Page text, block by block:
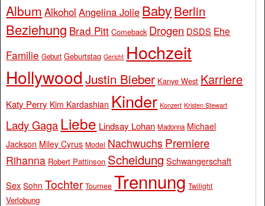
Album Alkohol Angelina Jolie BabyBerlin
Beziehung Brad Pitt Comeback Drogen DSDS Ehe
Familie Geburt Geburtstag Gericht Hochzeit
Hollywood Justin Bieber Kanye West Karriere
Katy Perry Kim Kardashian Kinder Konzert Kristen Stewart
Lady Gaga Liebe Lindsay Lohan Madonna Michael
Jackson Miley Cyrus Model Nachwuchs Premiere
Rihanna Robert Pattinson Scheidung Schwangerschaft
Sex Sohn Tochter Tournee Trennung Twilight
Verlobung